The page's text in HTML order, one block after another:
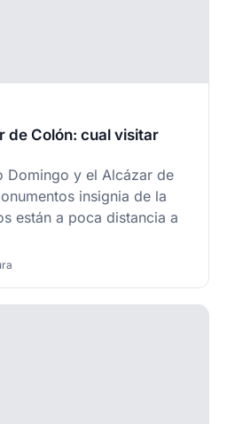
de Colón: cual visitar
Domingo y el Alcázar de
insignia de la
están a poca distancia a